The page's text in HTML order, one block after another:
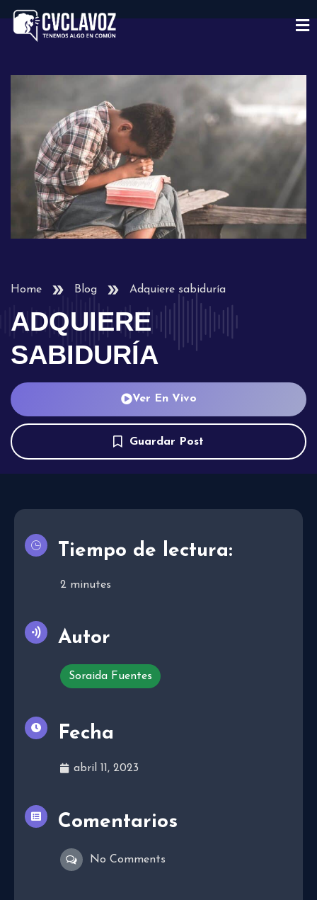
Home Blog Adquiere sabiduría
ADQUIERE
SABIDURÍA
Ver En Vivo
Guardar Post
Tiempo de lectura:
2 minutes
Autor
Soraida Fuentes
Fecha
abril 11, 2023
Comentarios
No Comments